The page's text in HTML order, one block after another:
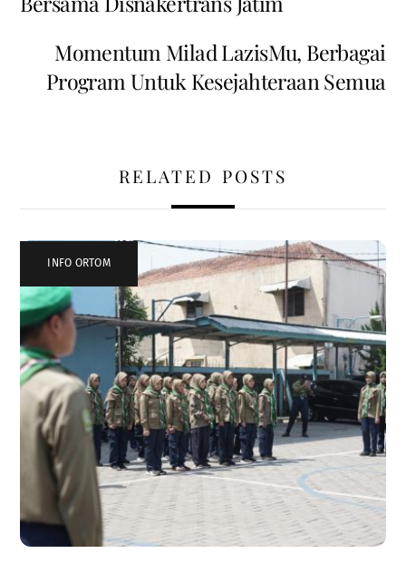
Momentum Milad LazisMu, Berbagai
Program Untuk Kesejahteraan Semua
RELATED POSTS
INFO ORTOM